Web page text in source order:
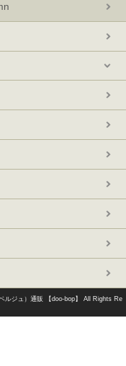
ルジュ）通販 【doo-bop】
All Rights Re